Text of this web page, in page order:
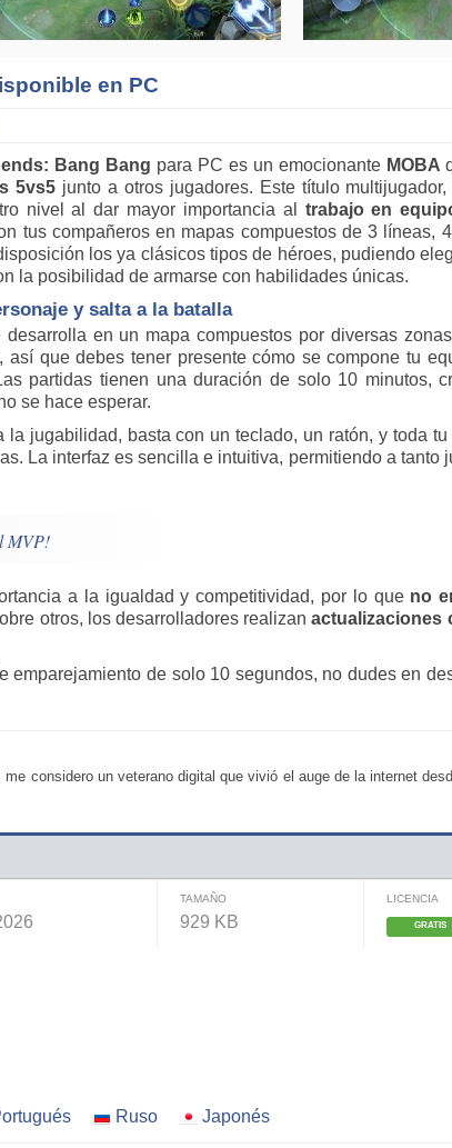
en PC
Bang Bang para PC es un emocionante MOBA
5vs5junto a otros jugadores. Este título
nivel al dar mayor importancia al trabajo en
tus compañeros en mapas compuestos de 3 líneas,
los ya clásicos tipos de héroes, pudiendo
la posibilidad de armarse con habilidades únicas.
y salta a la batalla
desarrolla en un mapa compuestos por diversas
así que debes tener presente cómo se compone tu
partidas tienen una duración de solo 10 minutos,
se hace esperar.
la jugabilidad, basta con un teclado, un ratón, y toda
La interfaz es sencilla e intuitiva, permitiendo a tanto
MVP!
a la igualdad y competitividad, por lo que no
otros, los desarrolladores realizanactualizaciones
de solo 10 segundos, no dudes en
considero un veterano digital que vivió el auge de la internet
TAMAÑO
929 KB
LICENCIA
GRATIS
Ruso Japonés